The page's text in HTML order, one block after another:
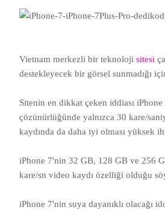
Vietnam merkezli bir teknoloji sitesi
destekleyecek bir görsel sunmadığı
Sitenin en dikkat çeken iddiası
çözünürlüğünde yalnızca 30 kare/
kaydında da daha iyi olması yüksek
iPhone 7'nin 32 GB, 128 GB ve 256
kare/sn video kaydı özelliği olduğu
iPhone 7'nin suya dayanıklı olacağı